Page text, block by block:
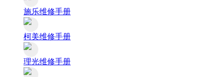
施乐维修手册
柯美维修手册
理光维修手册